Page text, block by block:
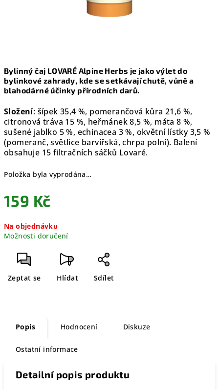
Bylinný čaj LOVARÉ Alpine Herbs je jako výlet do
bylinkové zahrady, kde se setkávají chutě, vůně a
blahodárné účinky přírodních darů.
Složení: šípek 35,4 %, pomerančová kůra 21,6 %,
citronová tráva 15 %, heřmánek 8,5 %, máta 8 %,
sušené jablko 5 %, echinacea 3 %, okvětní lístky 3,5 %
(pomeranč, světlice barvířská, chrpa polní). Balení
obsahuje 15 filtračních sáčků Lovaré.
Položka byla vyprodána…
159 Kč
cena:
Na objednávku
Možnosti doručení
Zeptat se Hlídat Sdílet
Popis Hodnocení Diskuze
Ostatní informace
Detailní popis produktu